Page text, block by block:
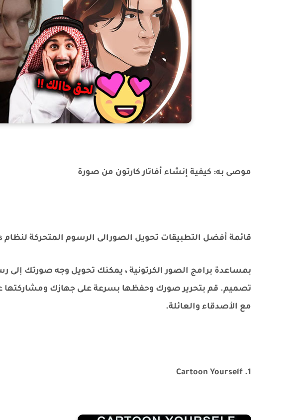
موصى به: كيفية إنشاء أفاتار كارتون من صورة
قائمة أفضل التطبيقات تحويل الصورالى الرسوم المتحركة لنظام Android - ios
بمساعدة برامج الصور الكرتونية ، يمكنك تحويل وجه صورتك
تصميم. قم بتحرير صورك وحفظها بسرعة على جهازك ومشاركتها
مع الأصدقاء والعائلة.
1. Cartoon Yourself